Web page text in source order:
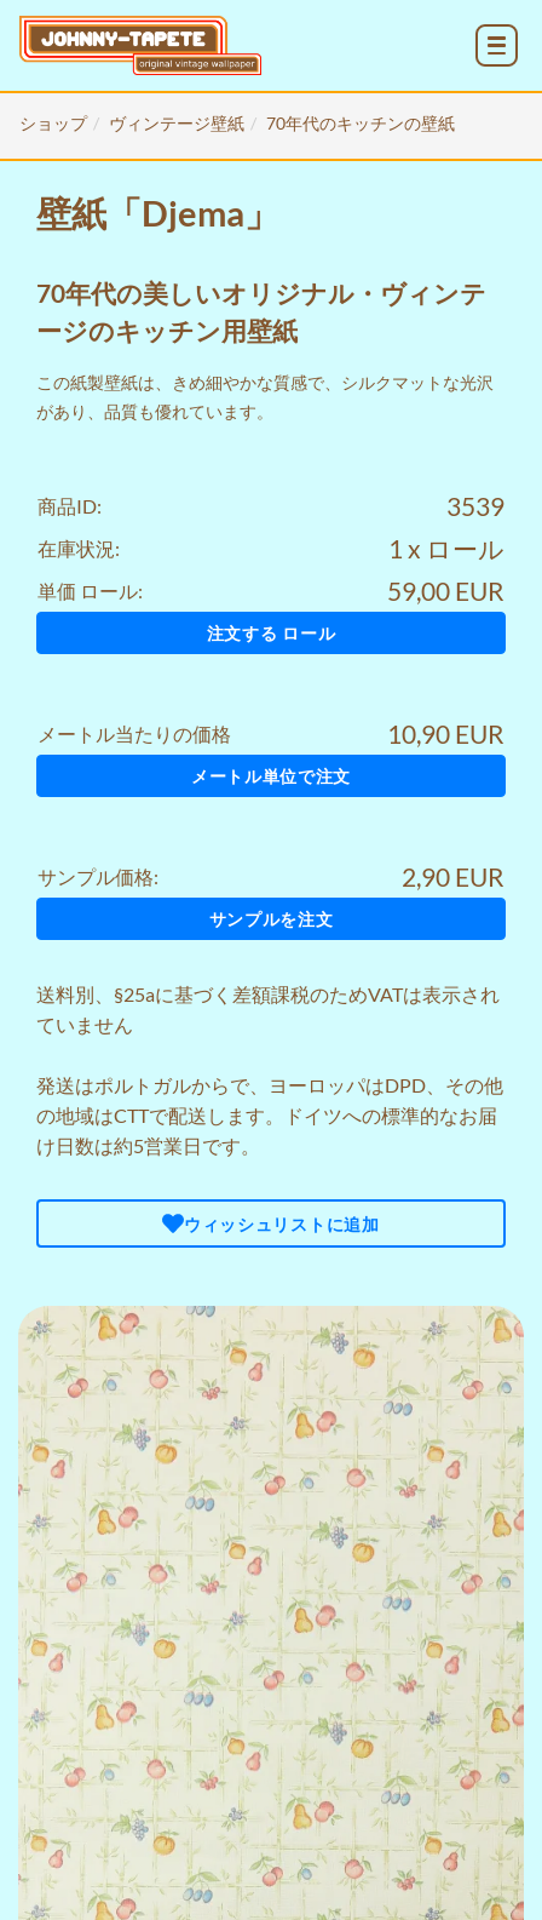
ショップ ヴィンテージ壁紙 70年代のキッチンの壁紙
壁紙「Djema」
70年代の美しいオリジナル・ヴィンテ
ージのキッチン用壁紙
この紙製壁紙は、きめ細やかな質感で、シルクマットな光沢
があり、品質も優れています。
商品ID: 3539
在庫状況: 1 x ロール
単価 ロール: 59,00 EUR
注文する ロール
メートル当たりの価格 10,90 EUR
メートル単位で注文
サンプル価格: 2,90 EUR
サンプルを注文
送料別、§25aに基づく差額課税のためVATは表示され
ていません
発送はポルトガルからで、ヨーロッパはDPD、その他
の地域はCTTで配送します。ドイツへの標準的なお届
け日数は約5営業日です。
ウィッシュリストに追加